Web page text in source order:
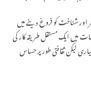
شناخت کو فروغ دینے میں
میں ایک مستقل طریقہ کار کی
لیکن ثقافتی طور پر حساس